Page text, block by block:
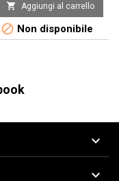
 Aggiungi al carrello
 Non disponibile

